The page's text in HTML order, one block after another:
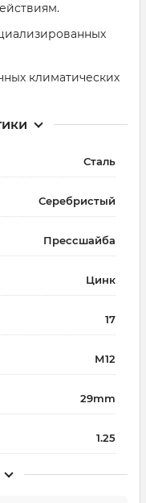
климатических
Сталь
Серебристый
Прессшайба
Цинк
17
М12
29mm
1.25